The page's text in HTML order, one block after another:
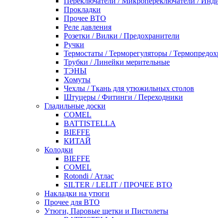
Прокладки
Прочее ВТО
Реле давления
Розетки / Вилки / Предохранители
Ручки
Термостаты / Терморегуляторы /
Трубки / Линейки мерительные
ТЭНЫ
Хомуты
Чехлы / Ткань для утюжильных столов
Штуцеры / Фитинги / Переходники
Гладильные доски
COMEL
BATTISTELLA
BIEFFE
КИТАЙ
Колодки
BIEFFE
COMEL
Rotondi / Атлас
SILTER / LELIT / ПРОЧЕЕ ВТО
Накладки на утюги
Прочее для ВТО
Утюги, Паровые щетки и Пистолеты